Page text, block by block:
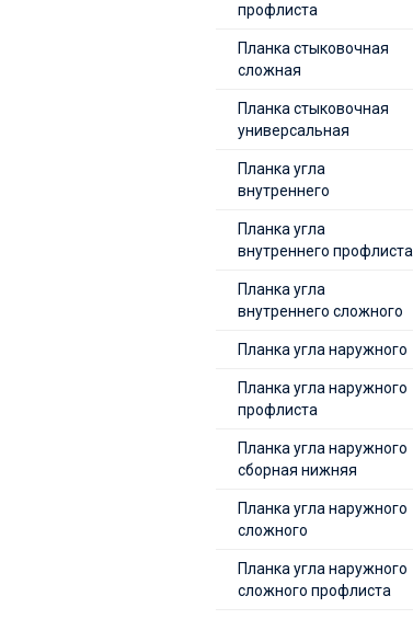
профлиста
Планка стыковочная
сложная
Планка стыковочная
универсальная
Планка угла
внутреннего
Планка угла
внутреннего профлиста
Планка угла
внутреннего сложного
Планка угла наружного
Планка угла наружного
профлиста
Планка угла наружного
сборная нижняя
Планка угла наружного
сложного
Планка угла наружного
сложного профлиста